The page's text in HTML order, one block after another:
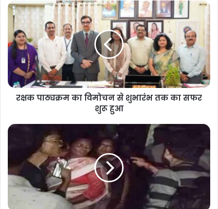
रक्षक पाठ्यक्रम का विमोचन से शुभारंभ तक का सफर
शुरू हुआ